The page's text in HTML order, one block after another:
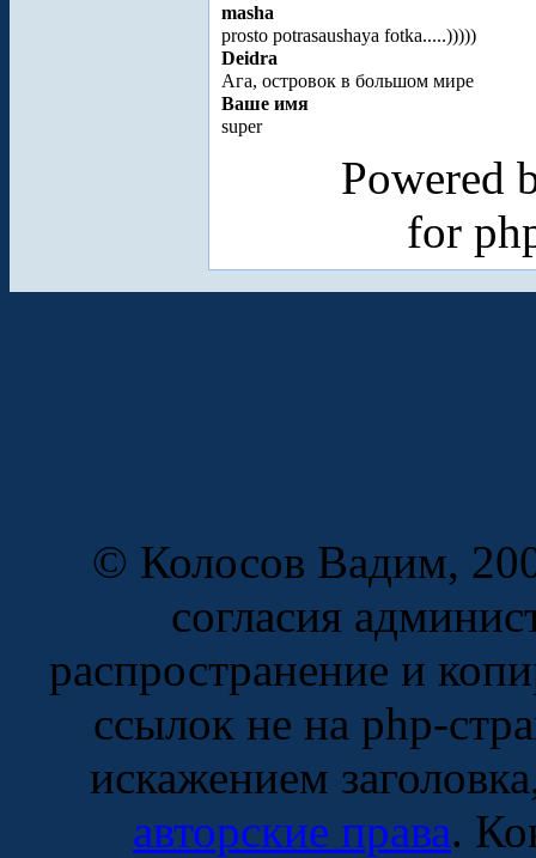
masha
prosto potrasaushaya fotka.....)))))
Deidra
Ага, островок в большом мире
Ваше имя
super
Powered
for
© Колосов Вадим,
согласия
распространение и
ссылок не на php-
искажением
авторские права.